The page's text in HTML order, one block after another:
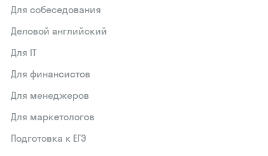
Для собеседования
Деловой английский
Для IT
Для финансистов
Для менеджеров
Для маркетологов
Подготовка к ЕГЭ